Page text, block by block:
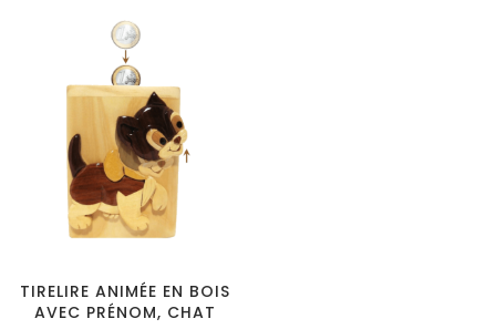
TIRELIRE ANIMÉE EN BOIS
AVEC PRÉNOM, CHAT